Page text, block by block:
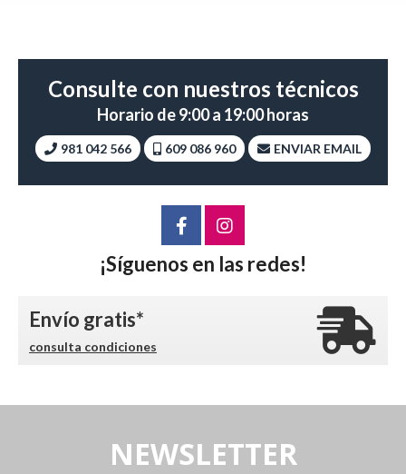
Consulte con nuestros técnicos
Horario de 9:00 a 19:00 horas
981 042 566 609 086 960 ENVIAR EMAIL
¡Síguenos en las redes!
Envío gratis*
consulta condiciones
NEWSLETTER